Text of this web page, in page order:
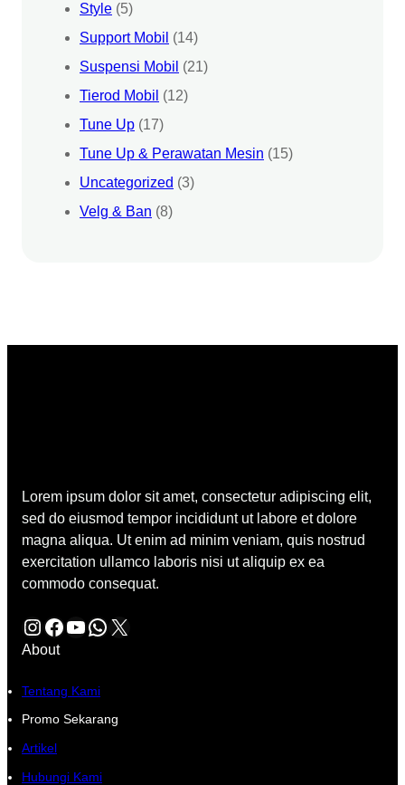
Style (5)
Support Mobil (14)
Suspensi Mobil (21)
Tierod Mobil (12)
Tune Up (17)
Tune Up & Perawatan Mesin (15)
Uncategorized (3)
Velg & Ban (8)
Lorem ipsum dolor sit amet, consectetur adipiscing elit,
sed do eiusmod tempor incididunt ut labore et dolore
magna aliqua. Ut enim ad minim veniam, quis nostrud
exercitation ullamco laboris nisi ut aliquip ex ea
commodo consequat.
Instagram Facebook YouTube WhatsApp X
About
Tentang Kami
Promo Sekarang
Artikel
Hubungi Kami